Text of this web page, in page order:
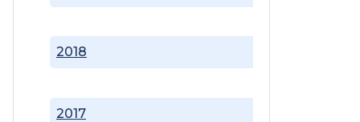
2017
2018